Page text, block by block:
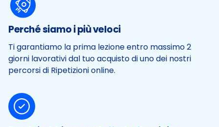
Perché siamo i più veloci
Ti garantiamo la prima lezione entro massimo 2
giorni lavorativi dal tuo acquisto di uno dei nostri
percorsi di Ripetizioni online.